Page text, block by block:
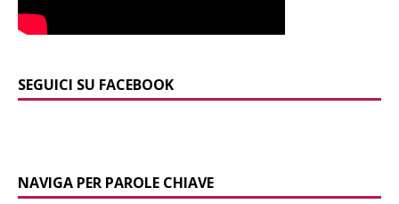
SEGUICI SU FACEBOOK
NAVIGA PER PAROLE CHIAVE